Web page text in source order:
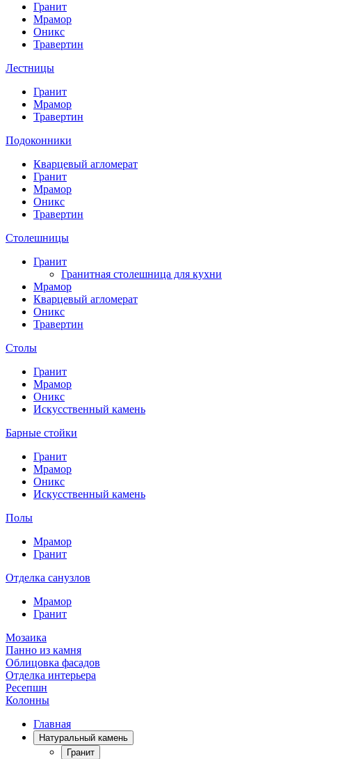
Гранит
Мрамор
Оникс
Травертин
Лестницы
Гранит
Мрамор
Травертин
Подоконники
Кварцевый агломерат
Гранит
Мрамор
Оникс
Травертин
Столешницы
Гранит
Гранитная столешница для кухни
Мрамор
Кварцевый агломерат
Оникс
Травертин
Столы
Гранит
Мрамор
Оникс
Искусственный камень
Барные стойки
Гранит
Мрамор
Оникс
Искусственный камень
Полы
Мрамор
Гранит
Отделка санузлов
Мрамор
Гранит
Мозаика
Панно из камня
Облицовка фасадов
Отделка интерьера
Ресепшн
Колонны
Главная
Натуральный камень
Гранит